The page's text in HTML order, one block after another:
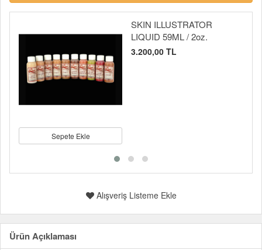
Sepete Ekle
SKIN ILLUSTRATOR
LIQUID 59ML / 2oz.
3.200,00 TL
Alışveriş Listeme Ekle
Ürün Açıklaması